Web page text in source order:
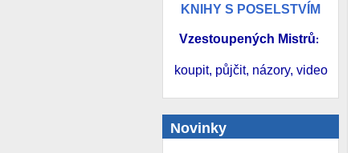
KNIHY S POSELSTVÍM
Vzestoupených Mistrů:
koupit, půjčit, názory, video
Novinky